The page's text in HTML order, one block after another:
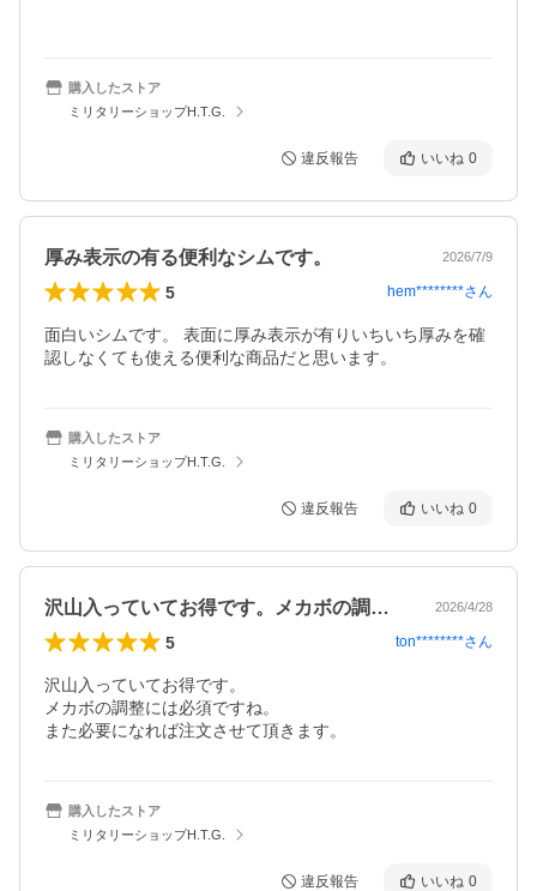
購入したストア
ミリタリーショップH.T.G.
違反報告 いいね 0
厚み表示の有る便利なシムです。 2026/7/9
5 hem********さん
面白いシムです。 表面に厚み表示が有りいちいち厚みを確
認しなくても使える便利な商品だと思います。
購入したストア
ミリタリーショップH.T.G.
違反報告 いいね 0
沢山入っていてお得です。メカボの調整に… 2026/4/28
5 ton********さん
沢山入っていてお得です。
メカボの調整には必須ですね。
また必要になれば注文させて頂きます。
購入したストア
ミリタリーショップH.T.G.
違反報告 いいね 0